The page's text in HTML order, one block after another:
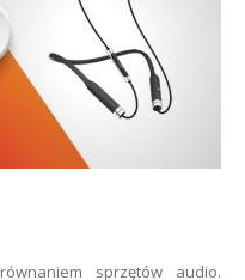
sprzętów audio.